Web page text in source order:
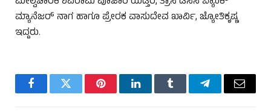
ಮ್ಯಾನೆಜರ್ ನಾಗ ಹಾಗೂ ಪ್ರೇರಕ ವಾಸುದೇವ ಖಾರ್ವಿ, ಜ್ಯೋತಿಕೃಷ್ಣ
ಇದ್ದರು.
FacebookTwitter PinterestLinkedInTumblr TelegramEmail